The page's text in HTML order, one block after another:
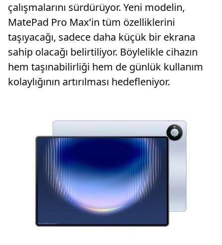
çalışmalarını sürdürüyor. Yeni modelin,
MatePad Pro Max’in tüm özelliklerini
taşıyacağı, sadece daha küçük bir ekrana
sahip olacağı belirtiliyor. Böylelikle cihazın
hem taşınabilirliği hem de günlük kullanım
kolaylığının artırılması hedefleniyor.